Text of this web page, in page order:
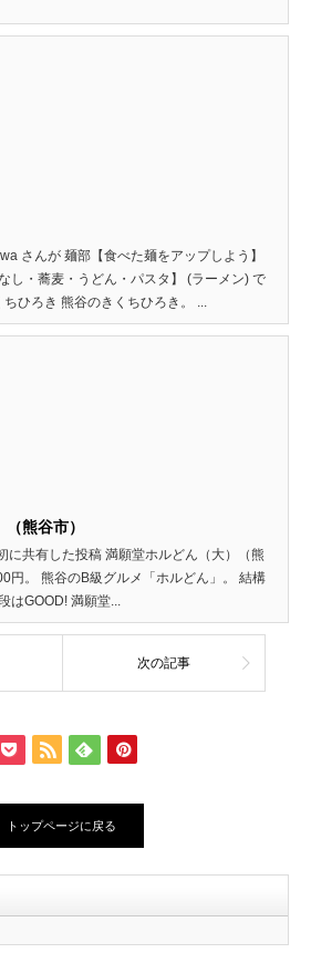
さんが 麺部【食べた麺をアップしよう】
し・蕎麦・うどん・パスタ】 (ラーメン) で
ひろき 熊谷のきくちひろき。 ...
熊谷市）
に共有した投稿 満願堂ホルどん（大）（熊
円。 熊谷のB級グルメ「ホルどん」。 結構
はGOOD! 満願堂...
次の記事
トップページに戻る